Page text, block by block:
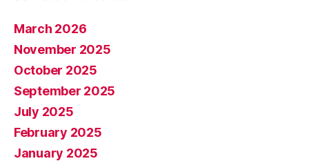
March 2026
November 2025
October 2025
September 2025
July 2025
February 2025
January 2025